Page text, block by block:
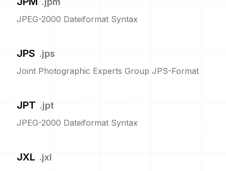
JPEG-2000 Dateiformat Syntax
JPS .jps
Joint Photographic Experts Group JPS-Format
JPT .jpt
JPEG-2000 Dateiformat Syntax
JXL .jxl